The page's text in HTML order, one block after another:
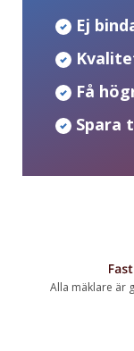
Ej
Få
Spara
Alla mäklare är